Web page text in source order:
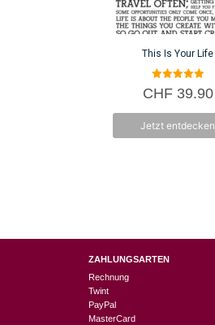
This Is Your Life
5.00
von 5
CHF39.90
Jetzt entdecken
ZAHLUNGSARTEN
Rechnung
Twint
PayPal
MasterCard